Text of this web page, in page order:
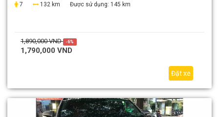
7
132 km Được sử dụng: 145 km
1,890,000 VND -6%
1,790,000 VND
Đặt xe